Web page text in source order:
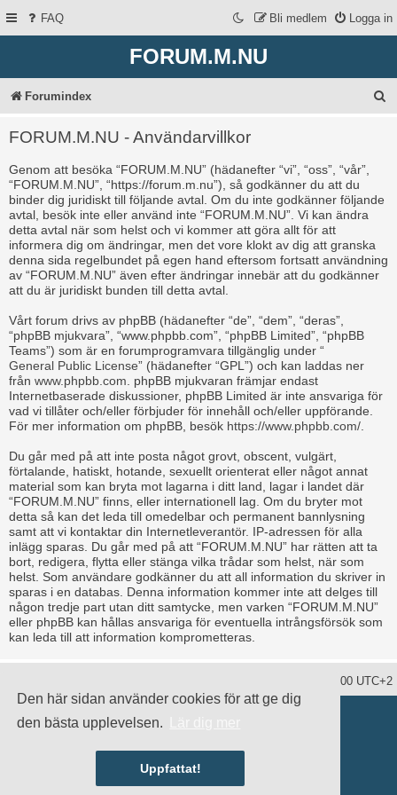
Den här sidan använder cookies för att ge dig
den bästa upplevelsen.
Uppfattat!
FAQ Logga in
Bli medlem
FORUM.M.NU
Forumindex
FORUM.M.NU - Användarvillkor
Genom att besöka “FORUM.M.NU” (hädanefter “vi”, “oss”, “vår”,
“FORUM.M.NU”, “https://forum.m.nu”), så godkänner du att du
binder dig juridiskt till följande avtal. Om du inte godkänner följande
avtal, besök inte eller använd inte “FORUM.M.NU”. Vi kan ändra
detta avtal när som helst och vi kommer att göra allt för att
informera dig om ändringar, men det vore klokt av dig att granska
denna sida regelbundet på egen hand eftersom fortsatt användning
av “FORUM.M.NU” även efter ändringar innebär att du godkänner
att du är juridiskt bunden till detta avtal.
Vårt forum drivs av phpBB (hädanefter “de”, “dem”, “deras”,
“phpBB mjukvara”, “www.phpbb.com”, “phpBB Limited”, “phpBB
Teams”) som är en forumprogramvara tillgänglig under “
General Public License” (hädanefter “GPL”) och kan laddas ner
från www.phpbb.com . phpBB mjukvaran främjar endast
Internetbaserade diskussioner, phpBB Limited är inte ansvariga för
vad vi tillåter och/eller förbjuder för innehåll och/eller uppförande.
För mer information om phpBB, besök https://www.phpbb.com/
Du går med på att inte posta något grovt, obscent, vulgärt,
förtalande, hatiskt, hotande, sexuellt orienterat eller något annat
material som kan bryta mot lagarna i ditt land, lagar i landet där
“FORUM.M.NU” finns, eller internationell lag. Om du bryter mot
detta så kan det leda till omedelbar och permanent bannlysning
samt att vi kontaktar din Internetleverantör. IP-adressen för alla
inlägg sparas. Du går med på att “FORUM.M.NU” har rätten att ta
bort, redigera, flytta eller stänga vilka trådar som helst, när som
helst. Som användare godkänner du att all information du skriver in
sparas i en databas. Denna information kommer inte att delges till
någon tredje part utan ditt samtycke, men varken “FORUM.M.NU”
eller phpBB kan hållas ansvariga för eventuella intrångsförsök som
kan leda till att information komprometteras.
Alla tidsangivelser är UTC+02:00 UTC+2
Swedish translation byphpBB Sweden
Användarvillkor